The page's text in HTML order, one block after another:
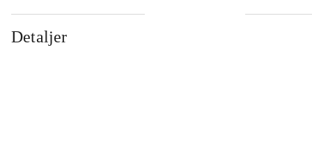
Detaljer